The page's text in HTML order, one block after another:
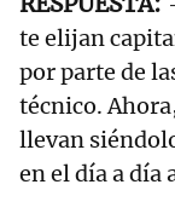
te elijan
por parte de
técnico.
llevan
en el día a día